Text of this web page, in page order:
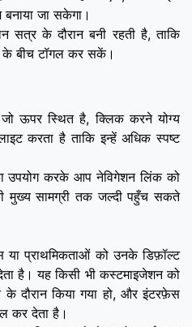
जा सकेगा।
सत्र के दौरान बनी रहती है, ताकि
के बीच टॉगल कर सकें।
ऊपर स्थित है, क्लिक करने योग्य
करता है ताकि इन्हें अधिक स्पष्ट
उपयोग करके आप नेविगेशन लिंक को
मुख्य सामग्री तक जल्दी पहुँच सकते
या प्राथमिकताओं को उनके डिफ़ॉल्ट
है। यह किसी भी कस्टमाइजेशन को
दौरान किया गया हो, और इंटरफ़ेस
कर देता है।